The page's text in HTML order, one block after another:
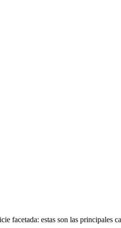
facetada: estas son las principales